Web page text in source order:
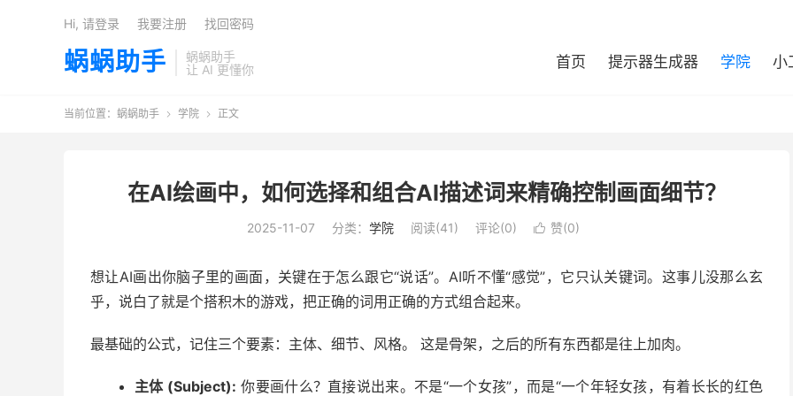
蜗蜗助手
蜗蜗助手
让 AI 更懂你
首页 提示器生成器 学院 小
Hi, 请登录 我要注册 找回密码
当前位置： 蜗蜗助手  学院  正文
在AI绘画中，如何选择和组合AI描述词来精确控制画面细节？
2025-11-07 分类： 学院 阅读(41) 评论(0)  赞(0)
想让AI画出你脑子里的画面，关键在于怎么跟它“说话”。AI听不懂“感觉”，它只认关键词。这事儿没那么玄
乎，说白了就是个搭积木的游戏，把正确的词用正确的方式组合起来。
最基础的公式，记住三个要素：主体、细节、风格。 这是骨架，之后的所有东西都是往上加肉。
主体 (Subject): 你要画什么？直接说出来。不是“一个女孩”，而是“一个年轻女孩，有着长长的红色